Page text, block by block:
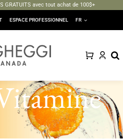
GRATUITS avec tout achat de 100$+
ESPACE PROFESSIONNEL FR